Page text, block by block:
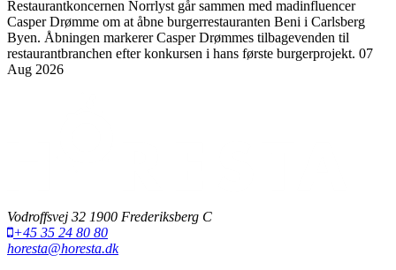
Restaurantkoncernen Norrlyst går sammen med madinfluencer
Casper Drømme om at åbne burgerrestauranten Beni i Carlsberg
Byen. Åbningen markerer Casper Drømmes tilbagevenden til
restaurantbranchen efter konkursen i hans første burgerprojekt. 07
Aug 2026
Vodroffsvej 32 1900 Frederiksberg C
+45 35 24 80 80
horesta@horesta.dk